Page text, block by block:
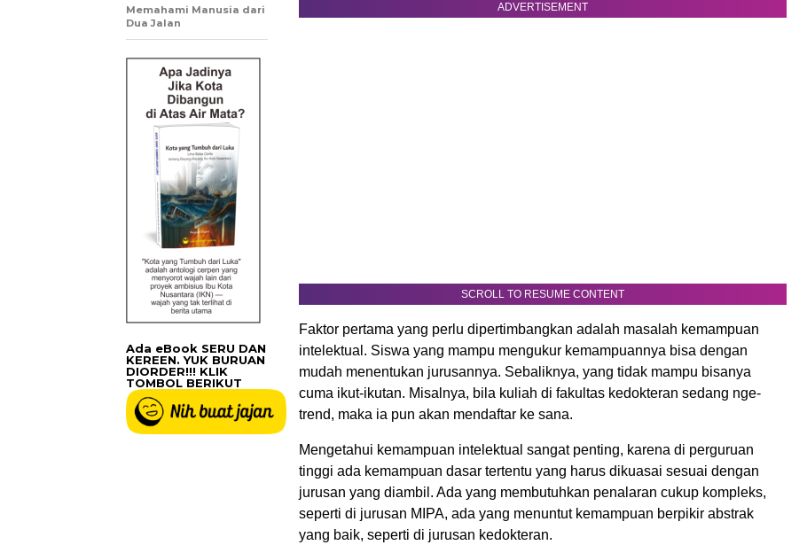
ADVERTISEMENT
SCROLL TO RESUME CONTENT
Faktor pertama yang perlu dipertimbangkan adalah masalah kemampuan
intelektual. Siswa yang mampu mengukur kemampuannya bisa dengan
mudah menentukan jurusannya. Sebaliknya, yang tidak mampu bisanya
cuma ikut-ikutan. Misalnya, bila kuliah di fakultas kedokteran sedang nge-
trend, maka ia pun akan mendaftar ke sana.
Mengetahui kemampuan intelektual sangat penting, karena di perguruan
tinggi ada kemampuan dasar tertentu yang harus dikuasai sesuai dengan
jurusan yang diambil. Ada yang membutuhkan penalaran cukup kompleks,
seperti di jurusan MIPA, ada yang menuntut kemampuan berpikir abstrak
yang baik, seperti di jurusan kedokteran.
Memahami Manusia dari
Dua Jalan
Ada eBook SERU DAN
KEREEN. YUK BURUAN
DIORDER!!! KLIK
TOMBOL BERIKUT